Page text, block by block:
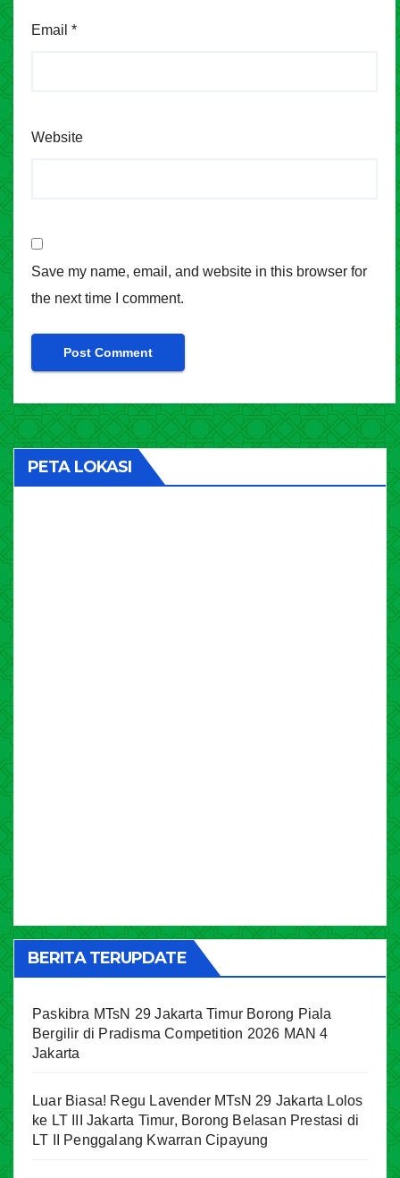
Email *
Website
Save my name, email, and website in this browser for
the next time I comment.
PETA LOKASI
BERITA TERUPDATE
Paskibra MTsN 29 Jakarta Timur Borong Piala
Bergilir di Pradisma Competition 2026 MAN 4
Jakarta
Luar Biasa! Regu Lavender MTsN 29 Jakarta Lolos
ke LT III Jakarta Timur, Borong Belasan Prestasi di
LT II Penggalang Kwarran Cipayung